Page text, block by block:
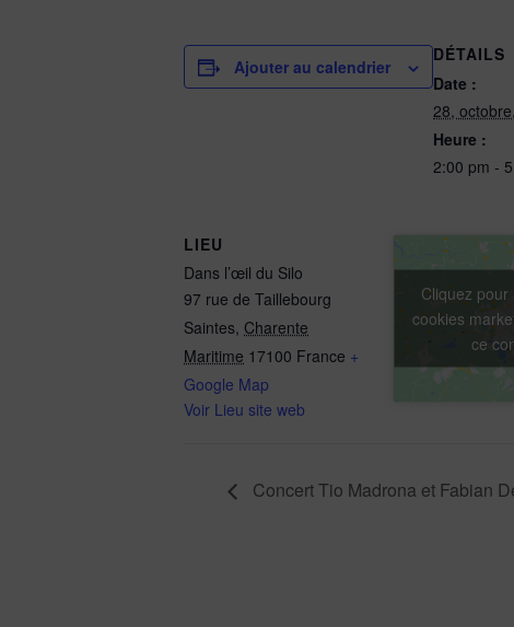
Ajouter au calendrier
DÉTAILS
Date :
28,
Heure :
2:00 pm -
LIEU
Dans l’œil du Silo
97 rue de Taillebourg
Saintes, Charente
Maritime 17100 France +
Google Map
Voir Lieu site web
Cliquez
cookies
ce
Concert Tio Madrona et Fabian